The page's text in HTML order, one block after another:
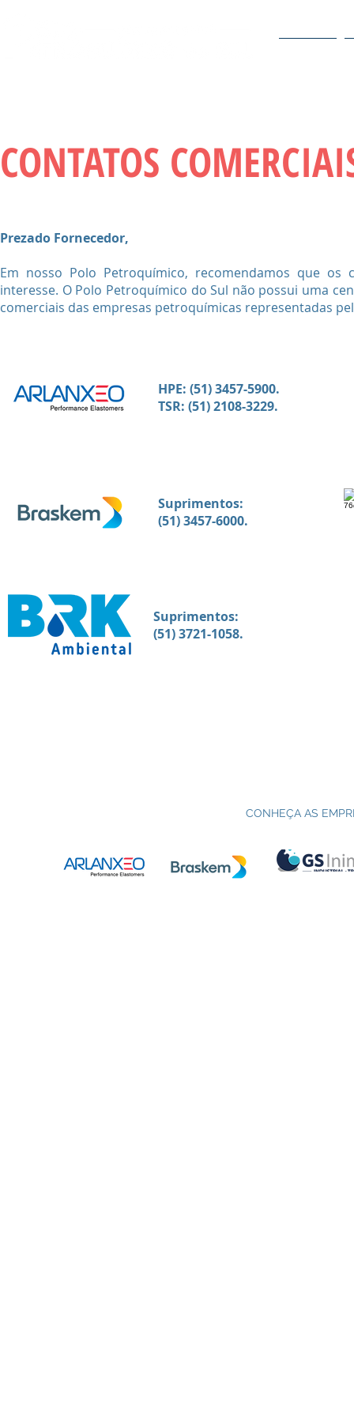
CONTATOS
Prezado Fornecedor,
Em nosso Polo Petroquímico, recomendamos que
interesse. O Polo Petroquímico do Sul não possui uma
comerciais das empresas petroquímicas representadas
HPE: (51) 3457-5900.
TSR: (51) 2108-3229.
Suprimentos:
(51) 3457-6000.
Suprimentos:
(51) 3721-1058.
CONHEÇA AS